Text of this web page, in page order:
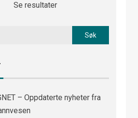
Se resultater
– Oppdaterte nyheter fra